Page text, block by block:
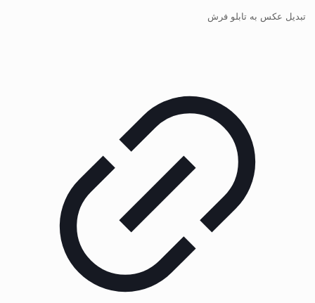
تبدیل عکس به تابلو فرش